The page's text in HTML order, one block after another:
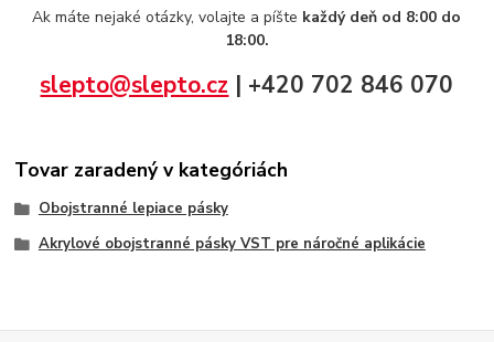
Ak máte nejaké otázky, volajte a píšte každý deň od 8:00 do
18:00.
slepto@slepto.cz | +420 702 846 070
Tovar zaradený v kategóriách
Obojstranné lepiace pásky
Akrylové obojstranné pásky VST pre náročné aplikácie